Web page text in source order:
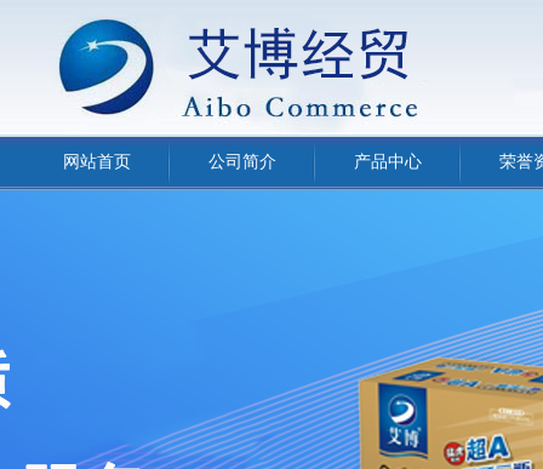
网站首页 公司简介 产品中心 荣誉